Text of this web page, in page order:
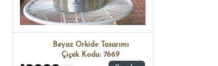
Beyaz Orkide Tasarımı
Çiçek Kodu: 7669